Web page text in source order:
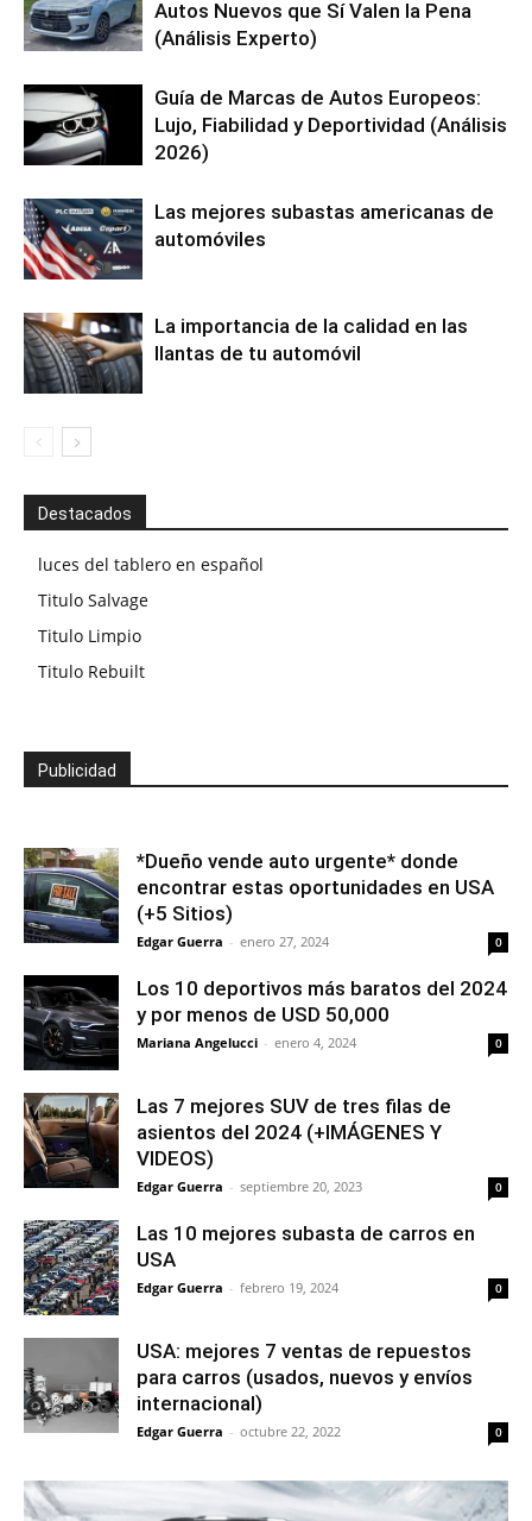
Autos Nuevos que Sí Valen la Pena
(Análisis Experto)
Guía de Marcas de Autos Europeos:
Lujo, Fiabilidad y Deportividad (Análisis
2026)
Las mejores subastas americanas de
automóviles
La importancia de la calidad en las
llantas de tu automóvil
Destacados
luces del tablero en español
Titulo Salvage
Titulo Limpio
Titulo Rebuilt
Publicidad
*Dueño vende auto urgente* donde
encontrar estas oportunidades en USA
(+5 Sitios)
Edgar Guerra - enero 27, 2024 0
Los 10 deportivos más baratos del 2024
y por menos de USD 50,000
Mariana Angelucci - enero 4, 2024 0
Las 7 mejores SUV de tres filas de
asientos del 2024 (+IMÁGENES Y
VIDEOS)
Edgar Guerra - septiembre 20, 2023 0
Las 10 mejores subasta de carros en
USA
Edgar Guerra - febrero 19, 2024 0
USA: mejores 7 ventas de repuestos
para carros (usados, nuevos y envíos
internacional)
Edgar Guerra - octubre 22, 2022 0